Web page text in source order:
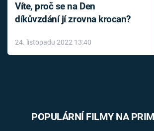
Víte, proč se na Den
díkůvzdání jí zrovna krocan?
24. listopadu 2022 13:40
POPULÁRNÍ FILMY NA